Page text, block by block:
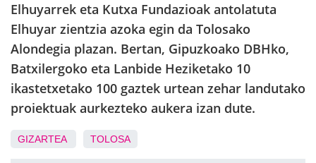
Elhuyarrek eta Kutxa Fundazioak antolatuta
Elhuyar zientzia azoka egin da Tolosako
Alondegia plazan. Bertan, Gipuzkoako DBHko,
Batxilergoko eta Lanbide Heziketako 10
ikastetxetako 100 gaztek urtean zehar landutako
proiektuak aurkezteko aukera izan dute.
GIZARTEA TOLOSA